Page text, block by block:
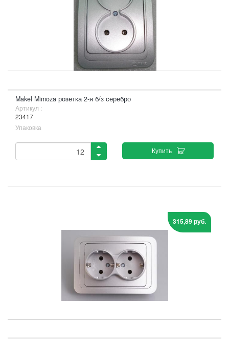
Makel Mimoza розетка 2-я б/з серебро
Артикул :
23417
Упаковка
Купить
315,89 руб.